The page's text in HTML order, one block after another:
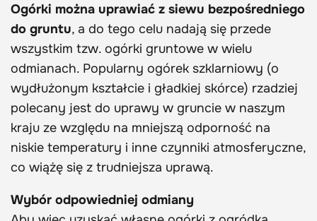
Ogórki można uprawiać z siewu bezpośredniego
do gruntu, a do tego celu nadają się przede
wszystkim tzw. ogórki gruntowe w wielu
odmianach. Popularny ogórek szklarniowy (o
wydłużonym kształcie i gładkiej skórce) rzadziej
polecany jest do uprawy w gruncie w naszym
kraju ze względu na mniejszą odporność na
niskie temperatury i inne czynniki atmosferyczne,
co wiążę się z trudniejsza uprawą.
Wybór odpowiedniej odmiany